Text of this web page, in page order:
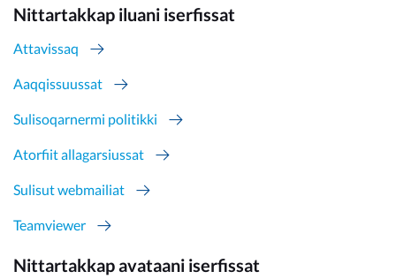
Nittartakkap iluani iserfissat
Attavissaq
Aaqqissuussat
Sulisoqarnermi politikki
Atorfiit allagarsiussat
Sulisut webmailiat
Teamviewer
Nittartakkap avataani iserfissat